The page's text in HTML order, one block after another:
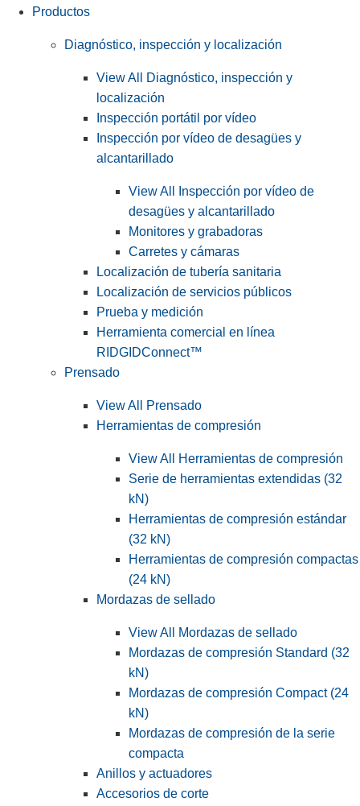
Productos
Diagnóstico, inspección y localización
View All Diagnóstico, inspección y
localización
Inspección portátil por vídeo
Inspección por vídeo de desagües y
alcantarillado
View All Inspección por vídeo de
desagües y alcantarillado
Monitores y grabadoras
Carretes y cámaras
Localización de tubería sanitaria
Localización de servicios públicos
Prueba y medición
Herramienta comercial en línea
RIDGIDConnect™
Prensado
View All Prensado
Herramientas de compresión
View All Herramientas de compresión
Serie de herramientas extendidas (32
kN)
Herramientas de compresión estándar
(32 kN)
Herramientas de compresión compactas
(24 kN)
Mordazas de sellado
View All Mordazas de sellado
Mordazas de compresión Standard (32
kN)
Mordazas de compresión Compact (24
kN)
Mordazas de compresión de la serie
compacta
Anillos y actuadores
Accesorios de corte